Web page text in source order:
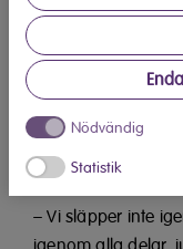
Nödvändig
Statistik
kravspecifikationen.
Vi beställer hem
test-labbet. Innan
vi att de fungerar
användaren.
produkter vi börjar
– Vi släpper inte